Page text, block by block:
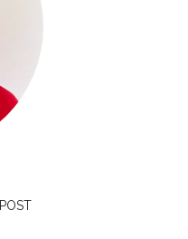
POST